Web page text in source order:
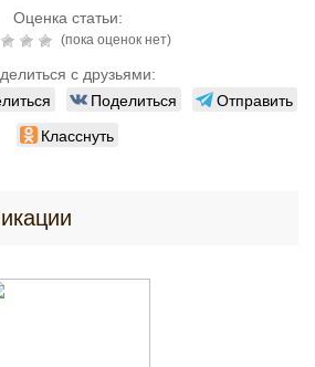
Оценка статьи:
(пока оценок нет)
с друзьями:
Поделиться
Отправить
Класснуть